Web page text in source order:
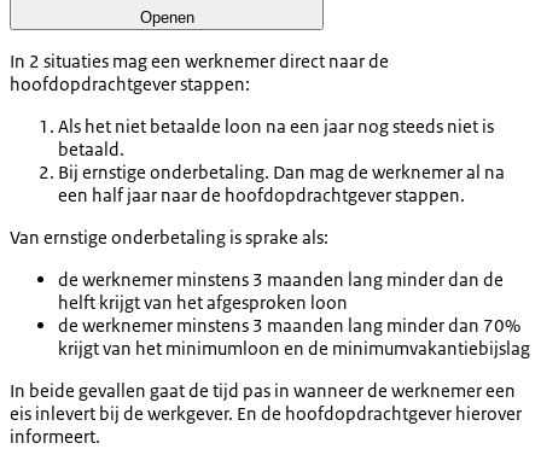
Openen
In 2 situaties mag een werknemer direct naar de
hoofdopdrachtgever stappen:
Als het niet betaalde loon na een jaar nog steeds niet is
betaald.
Bij ernstige onderbetaling. Dan mag de werknemer al na
een half jaar naar de hoofdopdrachtgever stappen.
Van ernstige onderbetaling is sprake als:
de werknemer minstens 3 maanden lang minder dan de
helft krijgt van het afgesproken loon
de werknemer minstens 3 maanden lang minder dan 70%
krijgt van het minimumloon en de minimumvakantiebijslag
In beide gevallen gaat de tijd pas in wanneer de werknemer een
eis inlevert bij de werkgever. En de hoofdopdrachtgever hierover
informeert.